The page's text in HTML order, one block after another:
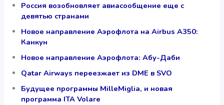
Россия возобновляет авиасообщение еще с
девятью странами
Новое направление Аэрофлота на Airbus A350:
Канкун
Новое направление Аэрофлота: Абу-Даби
Qatar Airways переезжает из DME в SVO
Будущее программы MilleMiglia, и новая
программа ITA Volare